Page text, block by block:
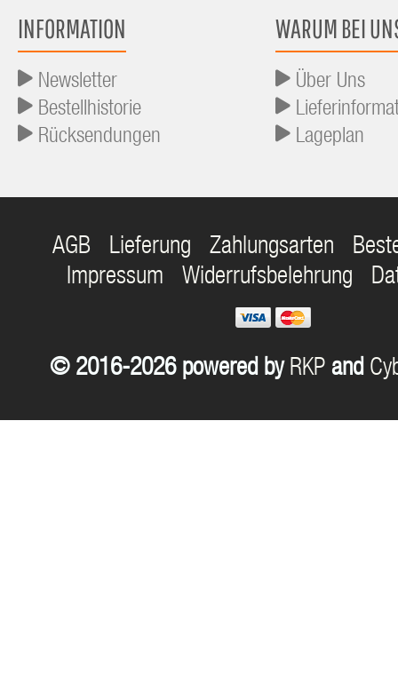
INFORMATION
Newsletter
Bestellhistorie
Rücksendungen
WARUM BEI
Über Uns
Lageplan
AGB Lieferung Zahlungsarten
Impressum
Widerrufsbelehrung
© 2016-2026 powered by RKP and